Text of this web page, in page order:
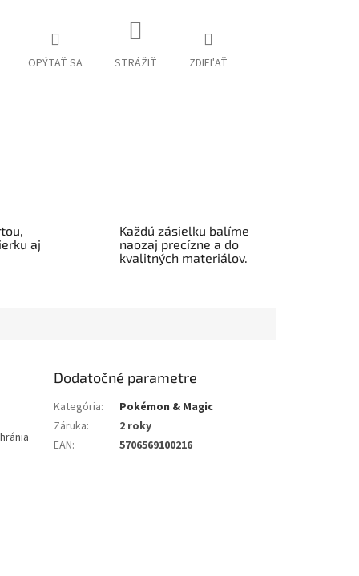
OPÝTAŤ SA STRÁŽIŤ ZDIEĽAŤ
aj
Každú zásielku balíme
naozaj precízne a do
kvalitných materiálov.
Dodatočné parametre
Kategória:
Pokémon & Magic
Záruka:
2 roky
EAN: 5706569100216